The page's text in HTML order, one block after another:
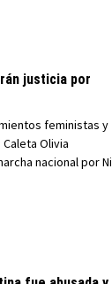
justicia por
feministas y
Olivia
nacional por Ni